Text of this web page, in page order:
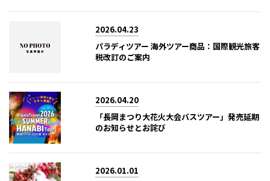
2026.04.23
パラディツアー 海外ツアー商品：国際観光旅客
税改訂のご案内
2026.04.20
「長岡まつり大花火大会バスツアー」発売延期
のお知らせとお詫び
2026.01.01